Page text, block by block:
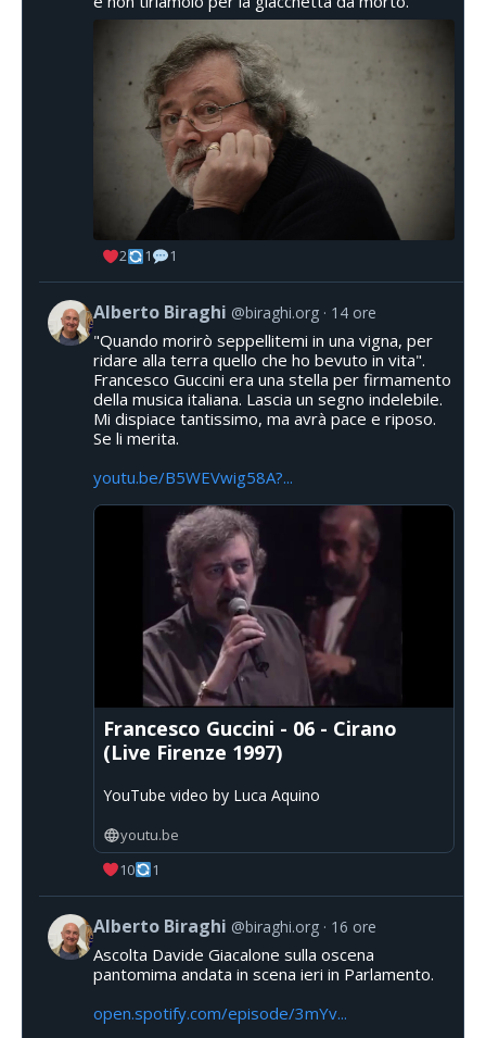
2 1 1
Alberto Biraghi @biraghi.org 14 ore
"Quando morirò seppellitemi in una vigna, per
ridare alla terra quello che ho bevuto in vita".
Francesco Guccini era una stella per firmamento
della musica italiana. Lascia un segno indelebile.
Mi dispiace tantissimo, ma avrà pace e riposo.
Se li merita.
youtu.be/B5WEVwig58A?...
Francesco Guccini - 06 - Cirano
(Live Firenze 1997)
YouTube video by Luca Aquino
youtu.be
10
1
Alberto Biraghi @biraghi.org 16 ore
Ascolta Davide Giacalone sulla oscena
pantomima andata in scena ieri in Parlamento.
open.spotify.com/episode/3mYv...